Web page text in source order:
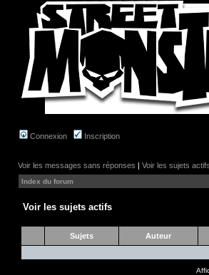
Connexion Inscription
Voir les messages sans réponses | Voir les sujets actifs
Index du forum
Voir les sujets actifs
Sujets Auteur